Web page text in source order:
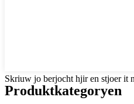
Skriuw jo berjocht hjir en stjoer it
Produktkategoryen